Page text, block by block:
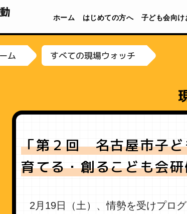
ホーム はじめての方へ 子ども会向け
ム すべての現場ウォッチ
「第２回 名古屋市子
育てる・創るこども会
2月19日（土）、情勢を受けプロ